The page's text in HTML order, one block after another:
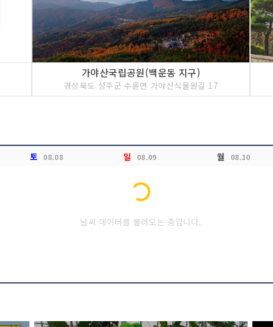
가야산국립공원(백운동 지구)
경상북도 성주군 수륜면 가야산식물원길 17
토 08.08 일 08.09 월 08.10
Loading...
날씨 데이터를 불러오는 중입니다.